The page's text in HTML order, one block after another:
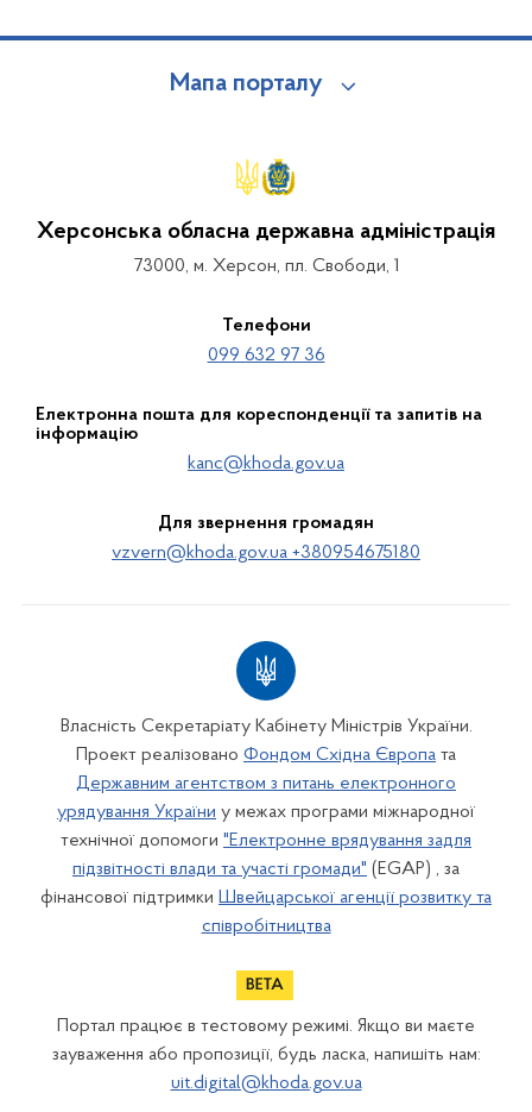
Мапа порталу
Херсонська обласна державна адміністрація
73000, м. Херсон, пл. Свободи, 1
Телефони
099 632 97 36
Електронна пошта для кореспонденції та запитів на
інформацію
kanc@khoda.gov.ua
Для звернення громадян
vzvern@khoda.gov.ua +380954675180
Власність Секретаріату Кабінету Міністрів України.
Проект реалізовано Фондом Східна Європа та
Державним агентством з питань електронного
урядування України у межах програми міжнародної
технічної допомоги "Електронне врядування задля
підзвітності влади та участі громади" (EGAP) , за
фінансової підтримки Швейцарської агенції розвитку та
співробітництва
Портал працює в тестовому режимі. Якщо ви маєте
зауваження або пропозиції, будь ласка, напишіть нам:
uit.digital@khoda.gov.ua